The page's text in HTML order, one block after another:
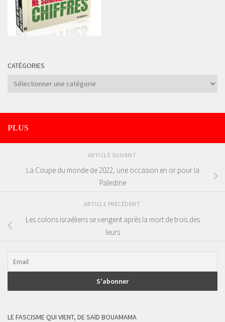
CATÉGORIES
Catégories
PLUS
ARTICLE SUIVANT
La Coupe du monde de 2022, une occasion en or pour la
Palestine
ARTICLE PRÉCÉDENT
Les colons israéliens se vengent après la mort de trois des
leurs
LE FASCISME QUI VIENT, DE SAÏD BOUAMAMA